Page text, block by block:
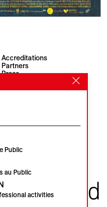
Accreditations
Partners
Press
Public
au Public
activities